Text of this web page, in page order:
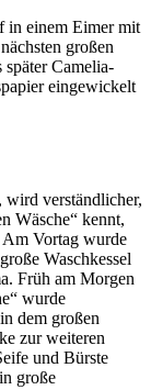
in einem Eimer mit
großen
später Camelia-
eingewickelt
wird verständlicher,
Wäsche
kennt,
Am Vortag wurde
Waschkessel
Früh am Morgen
wurde
dem großen
zur weiteren
und Bürste
große